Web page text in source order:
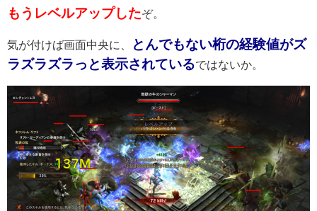
もうレベルアップしたぞ。
気が付けば画面中央に、
とんでもない桁の経験値がズ
ラズラズラっと表示されているではないか。